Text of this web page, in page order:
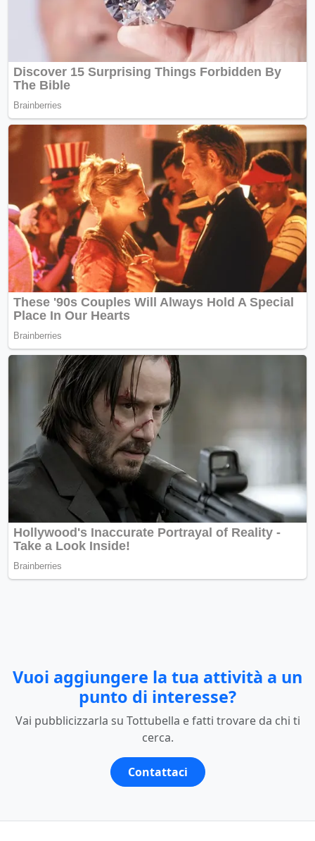
Vuoi aggiungere la tua attività a un
punto di interesse?
Vai pubblicizzarla su Tottubella e fatti trovare da chi ti
cerca.
Contattaci